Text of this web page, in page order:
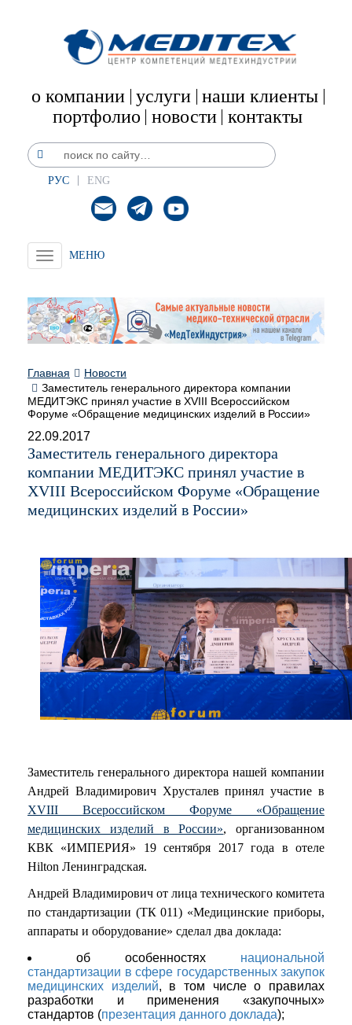
о компании услуги наши клиенты
портфолио новости контакты
РУС ENG
Toggle
navigation
Главная
Новости
Заместитель генерального директора компании
МЕДИТЭКС принял участие в XVIII Всероссийском
Форуме «Обращение медицинских изделий в России»
22.09.2017
Заместитель генерального директора
компании МЕДИТЭКС принял участие в
XVIII Всероссийском Форуме «Обращение
медицинских изделий в России»
Заместитель генерального директора нашей компании
Андрей Владимирович Хрусталев принял участие в
XVIII Всероссийском Форуме «Обращение
медицинских изделий в России», организованном
КВК «ИМПЕРИЯ» 19 сентября 2017 года в отеле
Hilton Ленинградская.
Андрей Владимирович от лица технического комитета
по стандартизации (ТК 011) «Медицинские приборы,
аппараты и оборудование» сделал два доклада:
об особенностях национальной
стандартизации в сфере государственных закупок
медицинских изделий, в том числе о правилах
разработки и применения «закупочных»
стандартов (презентация данного доклада);